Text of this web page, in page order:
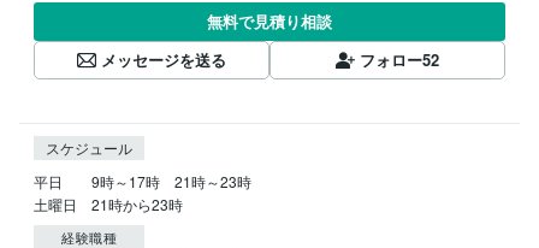
無料で見積り相談
メッセージを送る
フォロー52
スケジュール
平日　　9時～17時　21時～23時
土曜日　21時から23時
経験職種